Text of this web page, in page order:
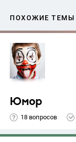
ПОХОЖИЕ ТЕМЫ
Юмор
18 вопросов